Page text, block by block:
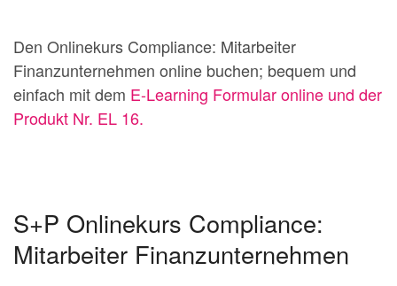
Den Onlinekurs Compliance: Mitarbeiter
Finanzunternehmen online buchen; bequem und
einfach mit dem E-Learning Formular online und der
Produkt Nr. EL 16.
S+P Onlinekurs Compliance:
Mitarbeiter Finanzunternehmen